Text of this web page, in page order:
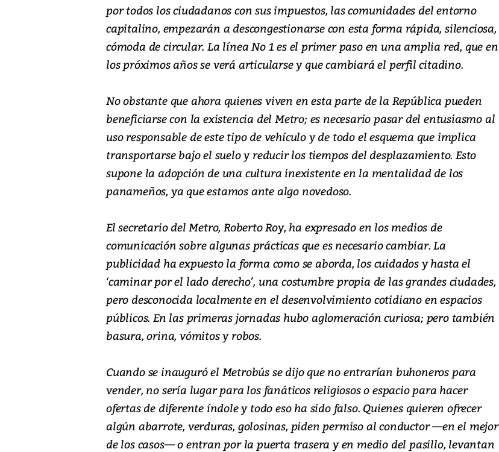
por todos los ciudadanos con sus impuestos, las comunidades del entorno
capitalino, empezarán a descongestionarse con esta forma rápida, silenciosa,
cómoda de circular. La línea No 1 es el primer paso en una amplia red, que en
los próximos años se verá articularse y que cambiará el perfil citadino.
No obstante que ahora quienes viven en esta parte de la República pueden
beneficiarse con la existencia del Metro; es necesario pasar del entusiasmo al
uso responsable de este tipo de vehículo y de todo el esquema que implica
transportarse bajo el suelo y reducir los tiempos del desplazamiento. Esto
supone la adopción de una cultura inexistente en la mentalidad de los
panameños, ya que estamos ante algo novedoso.
El secretario del Metro, Roberto Roy, ha expresado en los medios de
comunicación sobre algunas prácticas que es necesario cambiar. La
publicidad ha expuesto la forma como se aborda, los cuidados y hasta el
‘caminar por el lado derecho’, una costumbre propia de las grandes ciudades,
pero desconocida localmente en el desenvolvimiento cotidiano en espacios
públicos. En las primeras jornadas hubo aglomeración curiosa; pero también
basura, orina, vómitos y robos.
Cuando se inauguró el Metrobús se dijo que no entrarían buhoneros para
vender, no sería lugar para los fanáticos religiosos o espacio para hacer
ofertas de diferente índole y todo eso ha sido falso. Quienes quieren ofrecer
algún abarrote, verduras, golosinas, piden permiso al conductor —en el mejor
de los casos— o entran por la puerta trasera y en medio del pasillo, levantan